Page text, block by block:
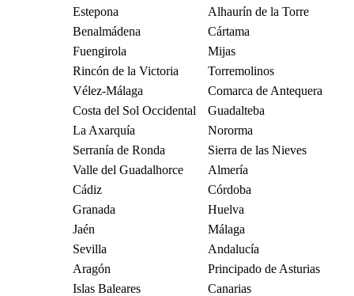
Estepona
Alhaurín de la Torre
Benalmádena
Cártama
Fuengirola
Mijas
Rincón de la Victoria
Torremolinos
Vélez-Málaga
Comarca de Antequera
Costa del Sol Occidental
Guadalteba
La Axarquía
Nororma
Serranía de Ronda
Sierra de las Nieves
Valle del Guadalhorce
Almería
Cádiz
Córdoba
Granada
Huelva
Jaén
Málaga
Sevilla
Andalucía
Aragón
Principado de Asturias
Islas Baleares
Canarias